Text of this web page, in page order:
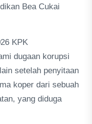
Bea Cukai
KPK
dugaan korupsi
setelah penyitaan
koper dari sebuah
yang diduga